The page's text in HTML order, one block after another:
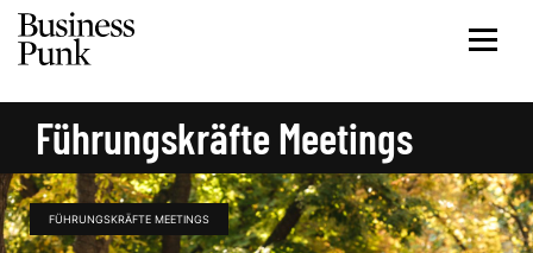
Führungskräfte Meetings
FÜHRUNGSKRÄFTE MEETINGS